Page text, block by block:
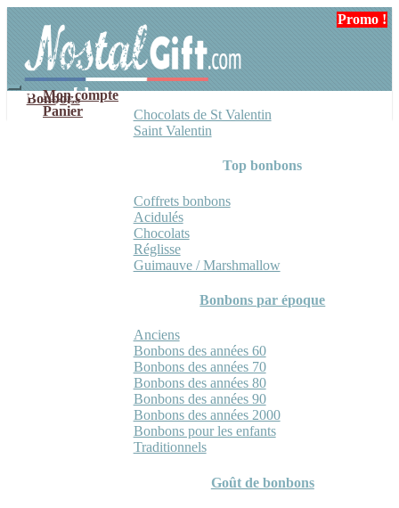
navigation
contenu
Mon compte
Panier
Bonbons
Chocolats de St Valentin
Saint Valentin
Top bonbons
Coffrets bonbons
Acidulés
Chocolats
Réglisse
Guimauve / Marshmallow
Bonbons par époque
Anciens
Bonbons des années 60
Bonbons des années 70
Bonbons des années 80
Bonbons des années 90
Bonbons des années 2000
Bonbons pour les enfants
Traditionnels
Goût de bonbons
Promo !
Promo !
Promo !
Promo !